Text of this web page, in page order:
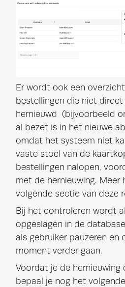
Er wordt ook een
bestellingen die niet direct
hernieuwd (bijvoorbeeld
al bezet is in het nieuwe
omdat het systeem niet
vaste stoel van de
bestellingen nalopen,
met de hernieuwing. Meer
volgende sectie van deze
Bij het controleren wordt
opgeslagen in de
als gebruiker pauzeren en
moment verder gaan.
Voordat je de
bepaal je nog het